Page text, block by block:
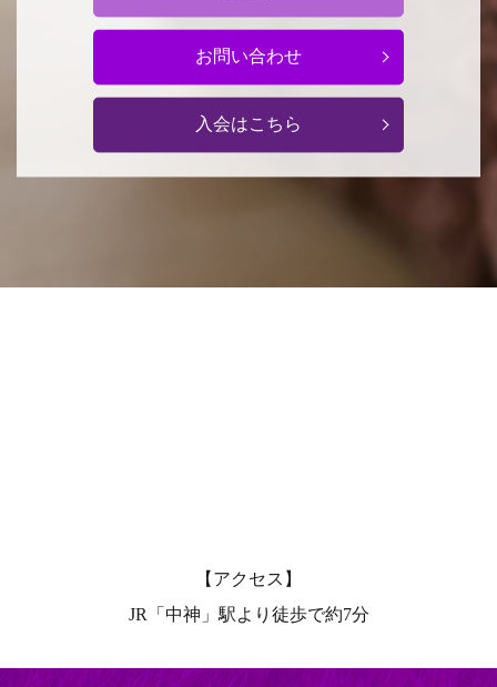
お問い合わせ
入会はこちら
【アクセス】
JR「中神」駅より徒歩で約7分